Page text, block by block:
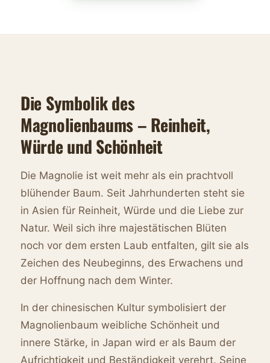
Die Symbolik des
Magnolienbaums – Reinheit,
Würde und Schönheit
Die Magnolie ist weit mehr als ein prachtvoll
blühender Baum. Seit Jahrhunderten steht sie
in Asien für Reinheit, Würde und die Liebe zur
Natur. Weil sich ihre majestätischen Blüten
noch vor dem ersten Laub entfalten, gilt sie als
Zeichen des Neubeginns, des Erwachens und
der Hoffnung nach dem Winter.
In der chinesischen Kultur symbolisiert der
Magnolienbaum weibliche Schönheit und
innere Stärke, in Japan wird er als Baum der
Aufrichtigkeit und Beständigkeit verehrt. Seine